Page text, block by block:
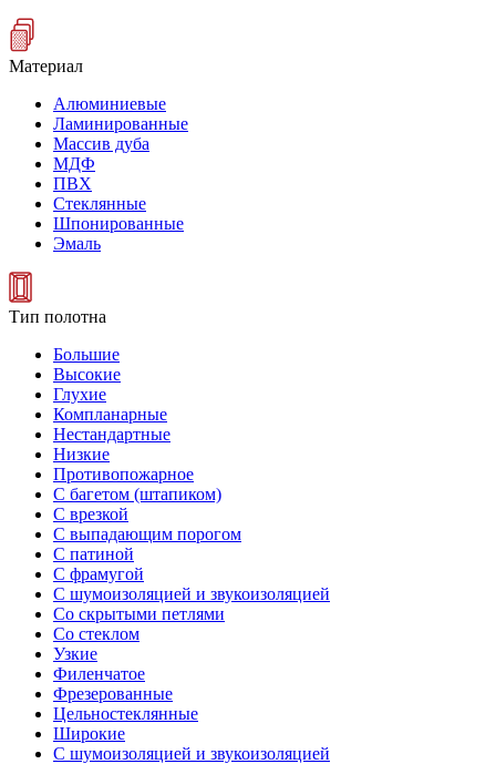
Материал
Алюминиевые
Ламинированные
Массив дуба
МДФ
ПВХ
Стеклянные
Шпонированные
Эмаль
Тип полотна
Большие
Высокие
Глухие
Компланарные
Нестандартные
Низкие
Противопожарное
С багетом (штапиком)
С врезкой
С выпадающим порогом
С патиной
С фрамугой
С шумоизоляцией и звукоизоляцией
Со скрытыми петлями
Со стеклом
Узкие
Филенчатое
Фрезерованные
Цельностеклянные
Широкие
С шумоизоляцией и звукоизоляцией